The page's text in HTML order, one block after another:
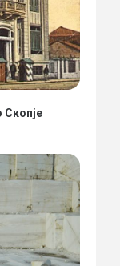
Скопје